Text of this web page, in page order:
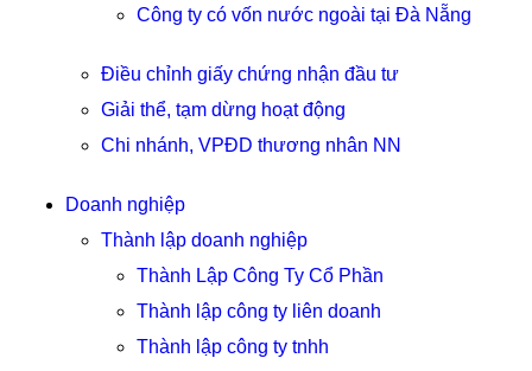
Công ty có vốn nước ngoài tại Đà Nẵng
Điều chỉnh giấy chứng nhận đầu tư
Giải thể, tạm dừng hoạt động
Chi nhánh, VPĐD thương nhân NN
Doanh nghiệp
Thành lập doanh nghiệp
Thành Lập Công Ty Cổ Phần
Thành lập công ty liên doanh
Thành lập công ty tnhh